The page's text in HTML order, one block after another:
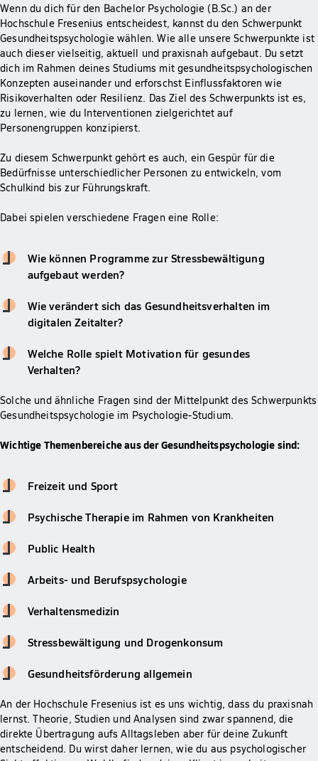
Wenn du dich für den Bachelor Psychologie (B.Sc.) an der
Hochschule Fresenius entscheidest, kannst du den Schwerpunkt
Gesundheitspsychologie wählen. Wie alle unsere Schwerpunkte ist
auch dieser vielseitig, aktuell und praxisnah aufgebaut. Du setzt
dich im Rahmen deines Studiums mit gesundheitspsychologischen
Konzepten auseinander und erforschst Einflussfaktoren wie
Risikoverhalten oder Resilienz. Das Ziel des Schwerpunkts ist es,
zu lernen, wie du Interventionen zielgerichtet auf
Personengruppen konzipierst.
Zu diesem Schwerpunkt gehört es auch, ein Gespür für die
Bedürfnisse unterschiedlicher Personen zu entwickeln, vom
Schulkind bis zur Führungskraft.
Dabei spielen verschiedene Fragen eine Rolle:
Wie können Programme zur Stressbewältigung
aufgebaut werden?
Wie verändert sich das Gesundheitsverhalten im
digitalen Zeitalter?
Welche Rolle spielt Motivation für gesundes
Verhalten?
Solche und ähnliche Fragen sind der Mittelpunkt des Schwerpunkts
Gesundheitspsychologie im Psychologie-Studium.
Wichtige Themenbereiche aus der Gesundheitspsychologie sind:
Freizeit und Sport
Psychische Therapie im Rahmen von Krankheiten
Public Health
Arbeits- und Berufspsychologie
Verhaltensmedizin
Stressbewältigung und Drogenkonsum
Gesundheitsförderung allgemein
An der Hochschule Fresenius ist es uns wichtig, dass du praxisnah
lernst. Theorie, Studien und Analysen sind zwar spannend, die
direkte Übertragung aufs Alltagsleben aber für deine Zukunft
entscheidend. Du wirst daher lernen, wie du aus psychologischer